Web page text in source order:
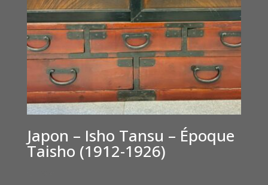
Japon – Isho Tansu – Époque
Taisho (1912-1926)